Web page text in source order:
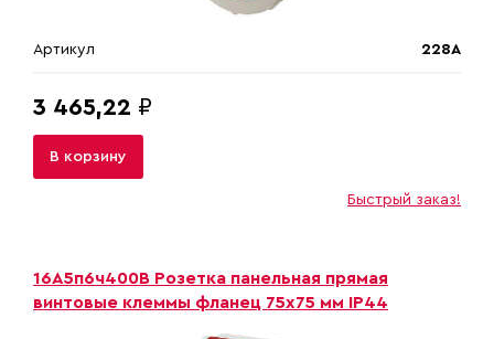
Артикул 228A
3 465,22 ₽
В корзину
Быстрый заказ!
16A5п6ч400B Розетка панельная прямая
винтовые клеммы фланец 75х75 мм IP44